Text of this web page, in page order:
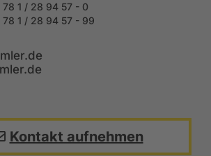
1 / 28 94 57 - 0
78 1 / 28 94 57 - 99
Kontakt aufnehmen